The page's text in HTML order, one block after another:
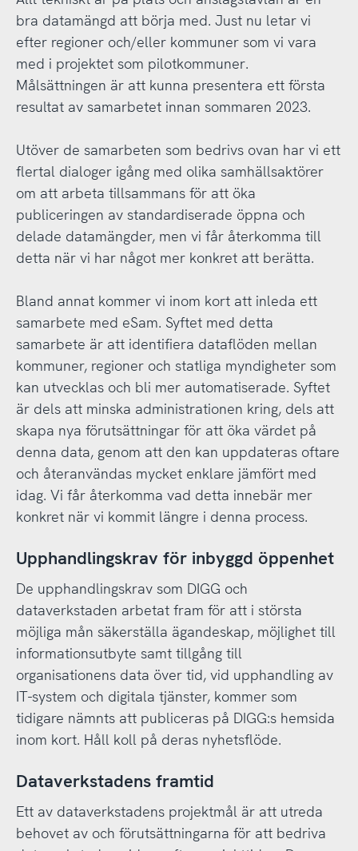
bra datamängd att börja med. Just nu letar vi
efter regioner och/eller kommuner som vi vara
med i projektet som pilotkommuner.
Målsättningen är att kunna presentera ett första
resultat av samarbetet innan sommaren 2023.
Utöver de samarbeten som bedrivs ovan har vi ett
flertal dialoger igång med olika samhällsaktörer
om att arbeta tillsammans för att öka
publiceringen av standardiserade öppna och
delade datamängder, men vi får återkomma till
detta när vi har något mer konkret att berätta.
Bland annat kommer vi inom kort att inleda ett
samarbete med eSam. Syftet med detta
samarbete är att identifiera dataflöden mellan
kommuner, regioner och statliga myndigheter som
kan utvecklas och bli mer automatiserade. Syftet
är dels att minska administrationen kring, dels att
skapa nya förutsättningar för att öka värdet på
denna data, genom att den kan uppdateras oftare
och återanvändas mycket enklare jämfört med
idag. Vi får återkomma vad detta innebär mer
konkret när vi kommit längre i denna process.
Upphandlingskrav för inbyggd öppenhet
De upphandlingskrav som DIGG och
dataverkstaden arbetat fram för att i största
möjliga mån säkerställa ägandeskap, möjlighet till
informationsutbyte samt tillgång till
organisationens data över tid, vid upphandling av
IT-system och digitala tjänster, kommer som
tidigare nämnts att publiceras på DIGG:s hemsida
inom kort. Håll koll på deras nyhetsflöde.
Dataverkstadens framtid
Ett av dataverkstadens projektmål är att utreda
behovet av och förutsättningarna för att bedriva